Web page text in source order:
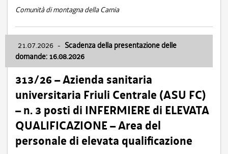
Comunità di montagna della Carnia
21.07.2026 - Scadenza della presentazione delle
domande: 16.08.2026
313/26 – Azienda sanitaria
universitaria Friuli Centrale (ASU FC)
– n. 3 posti di INFERMIERE di ELEVATA
QUALIFICAZIONE – Area del
personale di elevata qualificazione